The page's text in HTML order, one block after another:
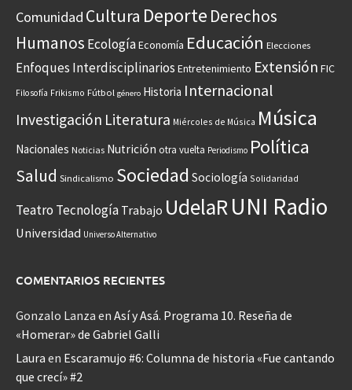
Comunidad Cultura Deporte Derechos
Humanos EcologíaEconomía Educación Elecciones
Enfoques Interdisciplinarios Entretenimiento Extensión FIC
Filosofía Frikismo Fútbol género Historia Internacional
Investigación Literatura Miércoles de Música Música
Nacionales Noticias Nutrición otra vuelta Periodismo Política
Salud Sindicalismo Sociedad Sociología Solidaridad
Teatro Tecnología Trabajo UdelaRUNI Radio
Universidad Universo Alternativo
COMENTARIOS RECIENTES
Gonzalo Lanza en Así y Asá. Programa 10. Reseña de
«Homerar» de Gabriel Galli
Laura en Escaramujo #6: Columna de historia «Fue cantando
que crecí» #2